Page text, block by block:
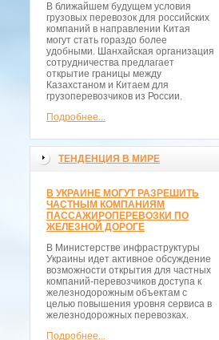
В ближайшем будущем условия
грузовых перевозок для российских
компаний в направлении Китая
могут стать гораздо более
удобными. Шанхайская организация
сотрудничества предлагает
открытие границы между
Казахстаном и Китаем для
грузоперевозчиков из России.
Подробнее...
ТЕНДЕНЦИЯ В МИРЕ
В УКРАИНЕ МОГУТ РАЗРЕШИТЬ
ЧАСТНЫМ КОМПАНИЯМ
ПАССАЖИРОПЕРЕВОЗКИ ПО
ЖЕЛЕЗНОЙ ДОРОГЕ
В Министерстве инфраструктуры
Украины идет активное обсуждение
возможности открытия для частных
компаний-перевозчиков доступа к
железнодорожным объектам с
целью повышения уровня сервиса в
железнодорожных перевозках.
Подробнее...